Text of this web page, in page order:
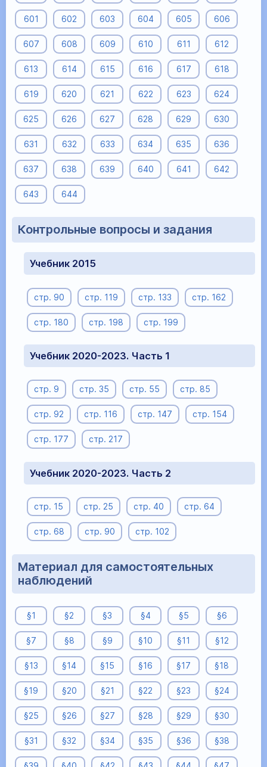
601 602 603 604 605 606
607 608 609 610 611 612
613 614 615 616 617 618
619 620 621 622 623 624
625 626 627 628 629 630
631 632 633 634 635 636
637 638 639 640 641 642
643 644
Контрольные вопросы и задания
Учебник 2015
стр. 90 стр. 119 стр. 133 стр. 162
стр. 180 стр. 198 стр. 199
Учебник 2020-2023. Часть 1
стр. 9 стр. 35 стр. 55 стр. 85
стр. 92 стр. 116 стр. 147 стр. 154
стр. 177 стр. 217
Учебник 2020-2023. Часть 2
стр. 15 стр. 25 стр. 40 стр. 64
стр. 68 стр. 90 стр. 102
Материал для самостоятельных
наблюдений
§1 §2 §3 §4 §5 §6
§7 §8 §9 §10 §11 §12
§13 §14 §15 §16 §17 §18
§19 §20 §21 §22 §23 §24
§25 §26 §27 §28 §29 §30
§31 §32 §34 §35 §36 §38